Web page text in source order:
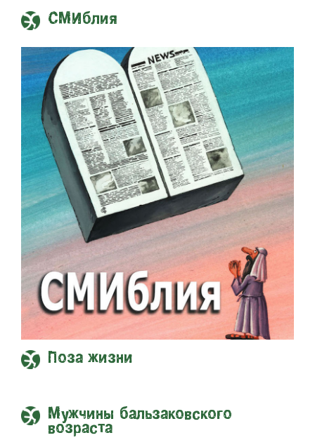
СМИблия
Поза жизни
Мужчины бальзаковского
возраста